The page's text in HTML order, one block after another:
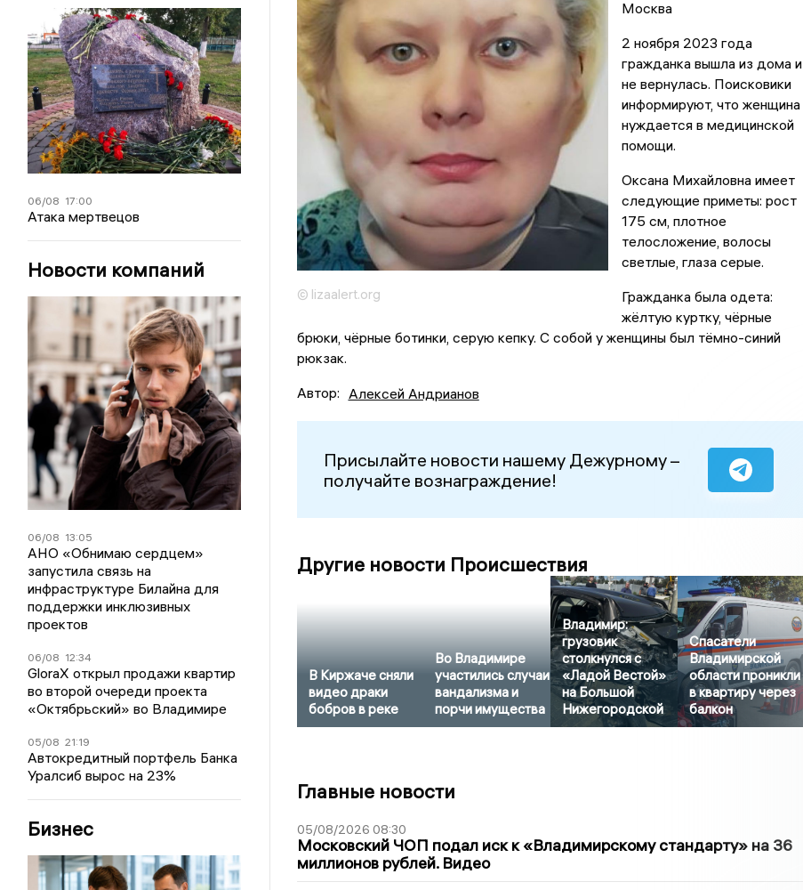
06/08 17:00
Атака мертвецов
Новости компаний
06/08 13:05
АНО «Обнимаю сердцем»
запустила связь на
инфраструктуре Билайна для
поддержки инклюзивных
проектов
06/08 12:34
GloraX открыл продажи квартир
во второй очереди проекта
«Октябрьский» во Владимире
05/08 21:19
Автокредитный портфель Банка
Уралсиб вырос на 23%
Бизнес
© lizaalert.org
Москва
2 ноября 2023 года
гражданка вышла из дома и
не вернулась. Поисковики
информируют, что женщина
нуждается в медицинской
помощи.
Оксана Михайловна имеет
следующие приметы: рост
175 см, плотное
телосложение, волосы
светлые, глаза серые.
Гражданка была одета:
жёлтую куртку, чёрные
брюки, чёрные ботинки, серую кепку. С собой у женщины был тёмно-синий
рюкзак.
Автор: Алексей Андрианов
Присылайте новости нашему Дежурному –
получайте вознаграждение!
Другие новости Происшествия
В Киржаче сняли
видео драки
бобров в реке
Во Владимире
участились случаи
вандализма и
порчи имущества
Владимир:
грузовик
столкнулся с
«Ладой Вестой»
на Большой
Нижегородской
Спасатели
Владимирской
области проникли
в квартиру через
балкон
Главные новости
05/08/2026 08:30
Московский ЧОП подал иск к «Владимирскому стандарту» на 36
миллионов рублей. Видео